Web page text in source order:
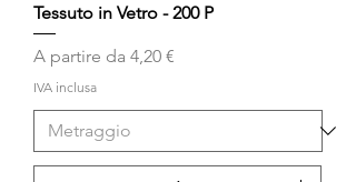
Tessuto in Vetro - 200 P
A partire da 4,20 €
Prezzo scontato
IVA inclusa